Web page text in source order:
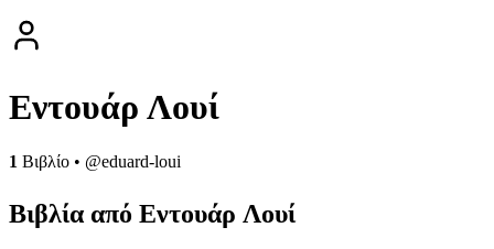
Εντουάρ Λουί
1 Βιβλίο • @eduard-loui
Βιβλία από Εντουάρ Λουί